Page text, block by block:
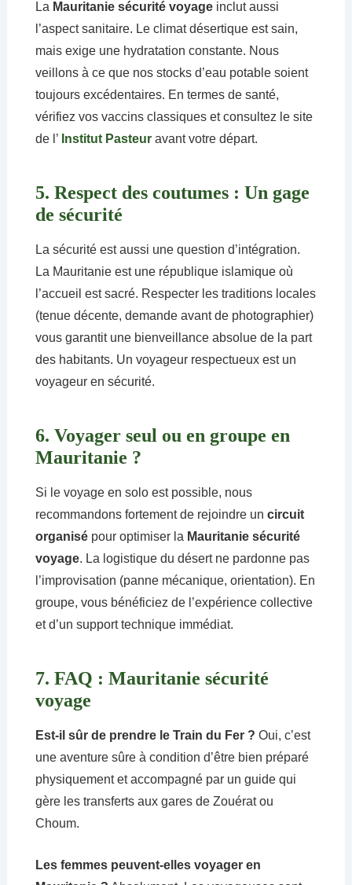
La Mauritanie sécurité voyageinclut aussi
l’aspect sanitaire. Le climat désertique est sain,
mais exige une hydratation constante. Nous
veillons à ce que nos stocks d’eau potable soient
toujours excédentaires. En termes de santé,
vérifiez vos vaccins classiques et consultez le site
de l’ Institut Pasteuravant votre départ.
5. Respect des coutumes : Un gage
de sécurité
La sécurité est aussi une question d’intégration.
La Mauritanie est une république islamique où
l’accueil est sacré. Respecter les traditions locales
(tenue décente, demande avant de photographier)
vous garantit une bienveillance absolue de la part
des habitants. Un voyageur respectueux est un
voyageur en sécurité.
6. Voyager seul ou en groupe en
Mauritanie ?
Si le voyage en solo est possible, nous
recommandons fortement de rejoindre un circuit
organisépour optimiser la Mauritanie sécurité
voyage. La logistique du désert ne pardonne pas
l’improvisation (panne mécanique, orientation). En
groupe, vous bénéficiez de l’expérience collective
et d’un support technique immédiat.
7. FAQ : Mauritanie sécurité
voyage
Est-il sûr de prendre le Train du Fer ? Oui, c’est
une aventure sûre à condition d’être bien préparé
physiquement et accompagné par un guide qui
gère les transferts aux gares de Zouérat ou
Choum.
Les femmes peuvent-elles voyager en